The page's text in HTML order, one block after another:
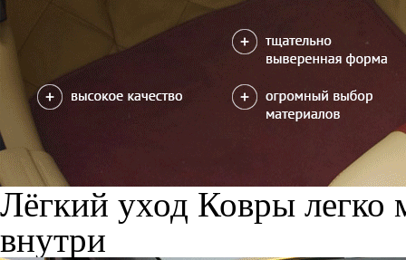
Лёгкий уход Ковры легко
внутри